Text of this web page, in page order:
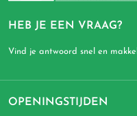
HEB JE EEN VRAAG?
Vind je antwoord snel en
OPENINGSTIJDEN